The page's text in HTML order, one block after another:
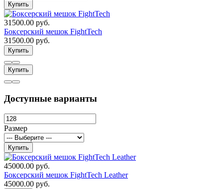
Купить
31500.00 руб.
Боксерский мешок FightTech
31500.00 руб.
Купить
Купить
Доступные варианты
Размер
Купить
45000.00 руб.
Боксерский мешок FightTech Leather
45000.00 руб.